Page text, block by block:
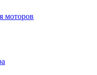
моторов